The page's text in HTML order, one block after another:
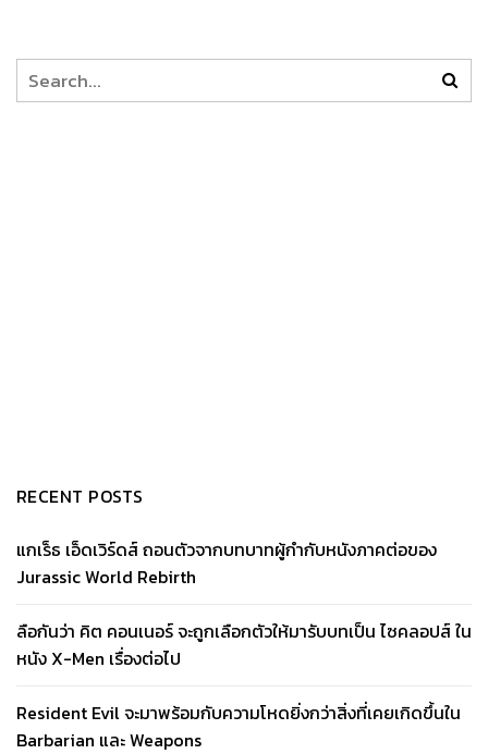
RECENT POSTS
แกเร็ธ เอ็ดเวิร์ดส์ ถอนตัวจากบทบาทผู้กำกับหนังภาคต่อของ
Jurassic World Rebirth
ลือกันว่า คิต คอนเนอร์ จะถูกเลือกตัวให้มารับบทเป็น ไซคลอปส์ ใน
หนัง X-Men เรื่องต่อไป
Resident Evil จะมาพร้อมกับความโหดยิ่งกว่าสิ่งที่เคยเกิดขึ้นใน
Barbarian และ Weapons